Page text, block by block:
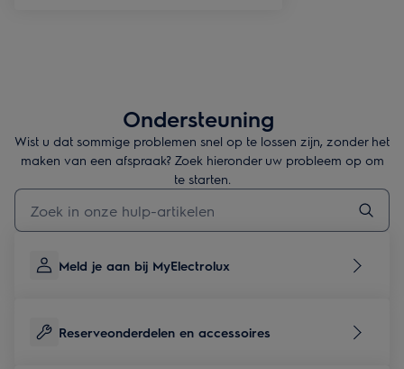
Ondersteuning
Wist u dat sommige problemen snel op te lossen zijn, zonder het
maken van een afspraak? Zoek hieronder uw probleem op om
te starten.
Typ om hulpartikelen te zoeken
Meld je aan bij MyElectrolux
Reserveonderdelen en accessoires